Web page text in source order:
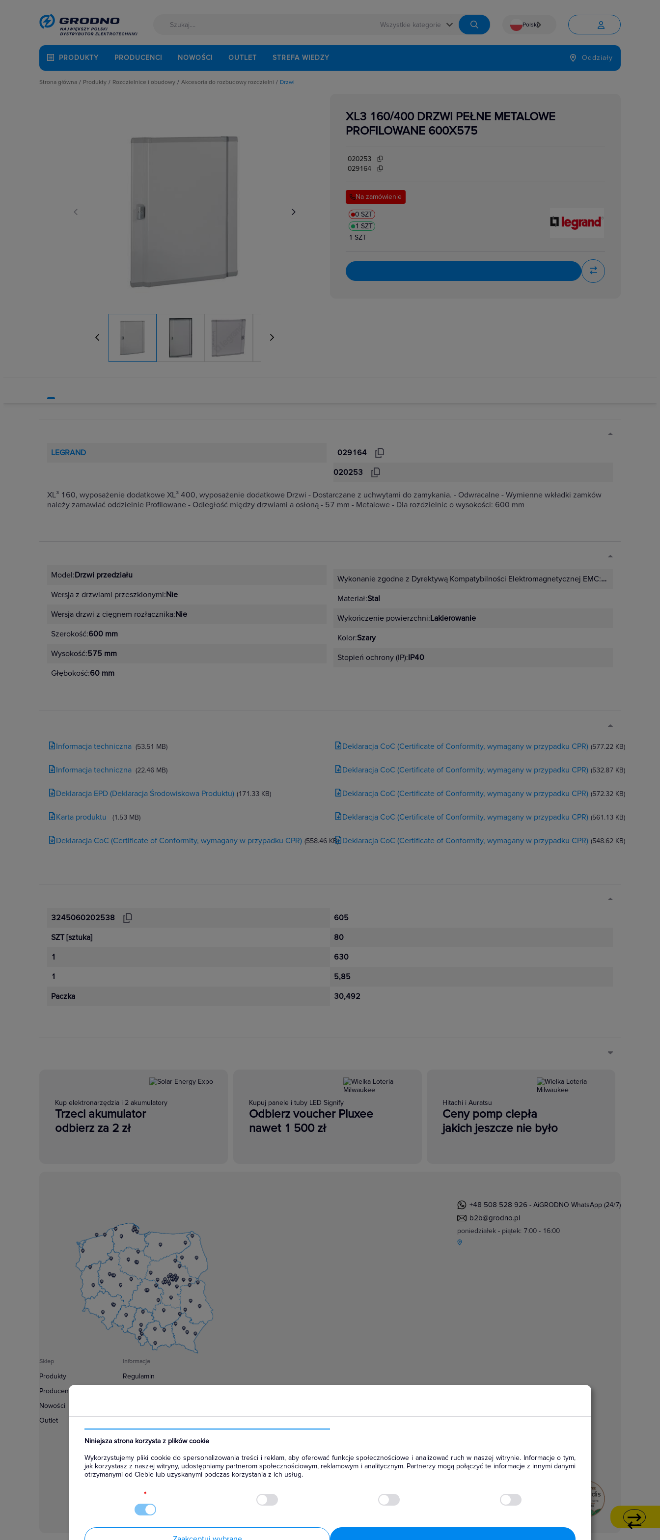
 Polski
Język

PRODUKTY PRODUCENCI NOWOŚCI OUTLET STREFA WIEDZY Oddziały
Niniejsza strona korzysta z plików cookie
Wykorzystujemy pliki cookie do spersonalizowania treści i reklam, aby oferować funkcje społecznościowe i analizować ruch w naszej witrynie. Informacje o tym,
jak korzystasz z naszej witryny, udostępniamy partnerom społecznościowym, reklamowym i analitycznym. Partnerzy mogą połączyć te informacje z innymi danymi
otrzymanymi od Ciebie lub uzyskanymi podczas korzystania z ich usług.
*
Strona główna
Produkty
Łączniki i gniazda
Sieci zewnętrzne
Stacje ładowania
Systemy bezpieczeństwa
Rozdzielnice i obudowy
Akcesoria do rozbudowy rozdzielni
Płyty montażowe
Drzwi
XL3 160/400 DRZWI PEŁNE METALOWE
PROFILOWANE 600X575
020253
029164
Na zamówienie
0 SZT
1 SZT
1 SZT
LEGRAND
029164
020253
XL³ 160, wyposażenie dodatkowe XL³ 400, wyposażenie dodatkowe Drzwi - Dostarczane z uchwytami do zamykania. - Odwracalne - Wymienne wkładki zamków
należy zamawiać oddzielnie Profilowane - Odległość między drzwiami a osłoną - 57 mm - Metalowe - Dla rozdzielnic o wysokości: 600 mm
Model:Drzwi przedziału
Wersja z drzwiami przeszklonymi:Nie
Wersja drzwi z cięgnem rozłącznika:Nie
Szerokość:600 mm
Wysokość:575 mm
Głębokość:60 mm
Wykonanie zgodne z Dyrektywą Kompatybilności Elektromagnetycznej EMC:Nie
Materiał:Stal
Wykończenie powierzchni:Lakierowanie
Kolor:Szary
Stopień ochrony (IP):IP40
Informacja techniczna (53.51 MB)
Informacja techniczna (22.46 MB)
Deklaracja EPD (Deklaracja Środowiskowa Produktu) (171.33 KB)
Karta produktu (1.53 MB)
Deklaracja CoC (Certificate of Conformity, wymagany w przypadku CPR) (558.46 KB)
Deklaracja CoC (Certificate of Conformity, wymagany w przypadku CPR) (577.22 KB)
Deklaracja CoC (Certificate of Conformity, wymagany w przypadku CPR) (532.87 KB)
Deklaracja CoC (Certificate of Conformity, wymagany w przypadku CPR) (572.32 KB)
Deklaracja CoC (Certificate of Conformity, wymagany w przypadku CPR) (561.13 KB)
Deklaracja CoC (Certificate of Conformity, wymagany w przypadku CPR) (548.62 KB)
3245060202538
SZT [sztuka]
1
1
Paczka
605
80
630
5,85
30,492
Kup elektronarzędzia i 2 akumulatory
Trzeci akumulator
odbierz za 2 zł
Kupuj panele i tuby LED Signify
Odbierz voucher Pluxee
nawet 1 500 zł
Hitachi i Auratsu
Ceny pomp ciepła
jakich jeszcze nie było
+48 508 528 926 - AiGRODNO WhatsApp (24/7)
b2b@grodno.pl
poniedziałek - piątek: 7:00 - 16:00
Sklep
Produkty
Producenci
Nowości
Outlet
Informacje
Regulamin
Konfiguratory
Najczęściej zadawane pytania